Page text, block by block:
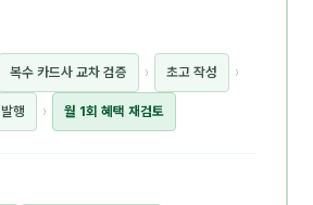
복수 카드사 교차 검증 › 초고 작성 ›
발행 › 월 1회 혜택 재검토